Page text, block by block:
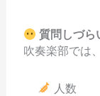
質問しづら
吹奏楽部では、
人数